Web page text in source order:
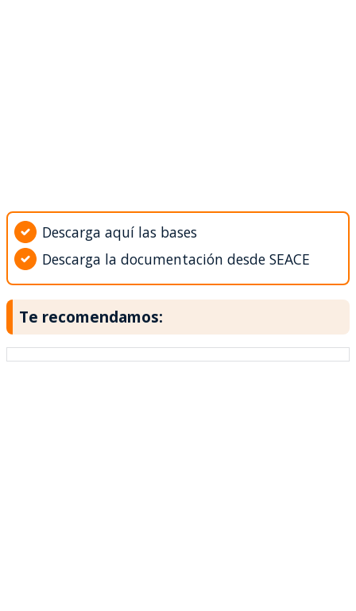
Descarga aquí las bases
Descarga la documentación desde SEACE
Te recomendamos: